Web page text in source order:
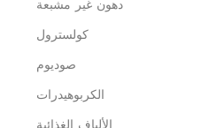
دهون غير مشبعة
كولسترول
صوديوم
الكربوهيدرات
الألياف الغذائية